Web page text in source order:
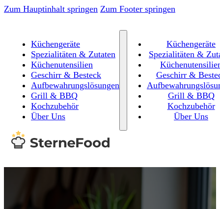
Zum Hauptinhalt springen Zum Footer springen
Küchengeräte
Spezialitäten & Zutaten
Küchenutensilien
Geschirr & Besteck
Aufbewahrungslösungen
Grill & BBQ
Kochzubehör
Über Uns
Küchengeräte
Spezialitäten &
Geschirr &
Grill & BBQ
Kochzubehör
Über Uns